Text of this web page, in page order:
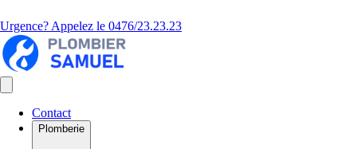
Urgence? Appelez le 0476/23.23.23
Contact
Plomberie